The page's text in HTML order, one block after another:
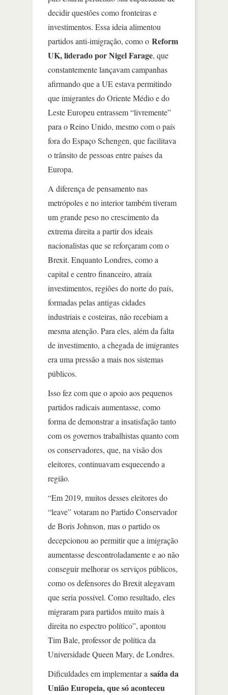
decidir questões como fronteiras e
investimentos. Essa ideia alimentou
partidos anti-imigração, como o Reform
UK, liderado por Nigel Farage, que
constantemente lançavam campanhas
afirmando que a UE estava permitindo
que imigrantes do Oriente Médio e do
Leste Europeu entrassem “livremente”
para o Reino Unido, mesmo com o país
fora do Espaço Schengen, que facilitava
o trânsito de pessoas entre países da
Europa.
A diferença de pensamento nas
metrópoles e no interior também tiveram
um grande peso no crescimento da
extrema direita a partir dos ideais
nacionalistas que se reforçaram com o
Brexit. Enquanto Londres, como a
capital e centro financeiro, atraía
investimentos, regiões do norte do país,
formadas pelas antigas cidades
industriais e costeiras, não recebiam a
mesma atenção. Para eles, além da falta
de investimento, a chegada de imigrantes
era uma pressão a mais nos sistemas
públicos.
Isso fez com que o apoio aos pequenos
partidos radicais aumentasse, como
forma de demonstrar a insatisfação tanto
com os governos trabalhistas quanto com
os conservadores, que, na visão dos
eleitores, continuavam esquecendo a
região.
“Em 2019, muitos desses eleitores do
“leave” votaram no Partido Conservador
de Boris Johnson, mas o partido os
decepcionou ao permitir que a imigração
aumentasse descontroladamente e ao não
conseguir melhorar os serviços públicos,
como os defensores do Brexit alegavam
que seria possível. Como resultado, eles
migraram para partidos muito mais à
direita no espectro político”, apontou
Tim Bale, professor de política da
Universidade Queen Mary, de Londres.
Dificuldades em implementar a saída da
União Europeia, que só aconteceu